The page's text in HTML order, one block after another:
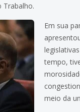
Trabalho.
Em sua
tempo,
meio da